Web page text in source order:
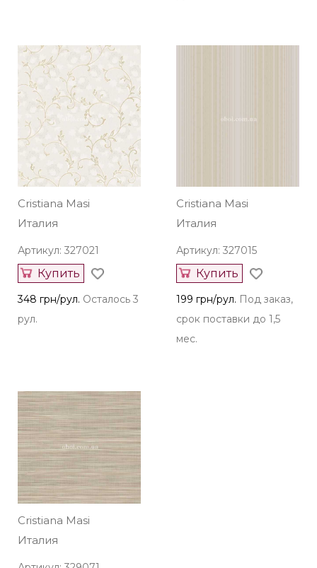
Cristiana Masi
Италия
Артикул: 327021
Купить
348 грн/рул. Осталось 3
рул.
Cristiana Masi
Италия
Артикул: 327015
Купить
199 грн/рул. Под заказ,
срок поставки до 1,5
мес.
Cristiana Masi
Италия